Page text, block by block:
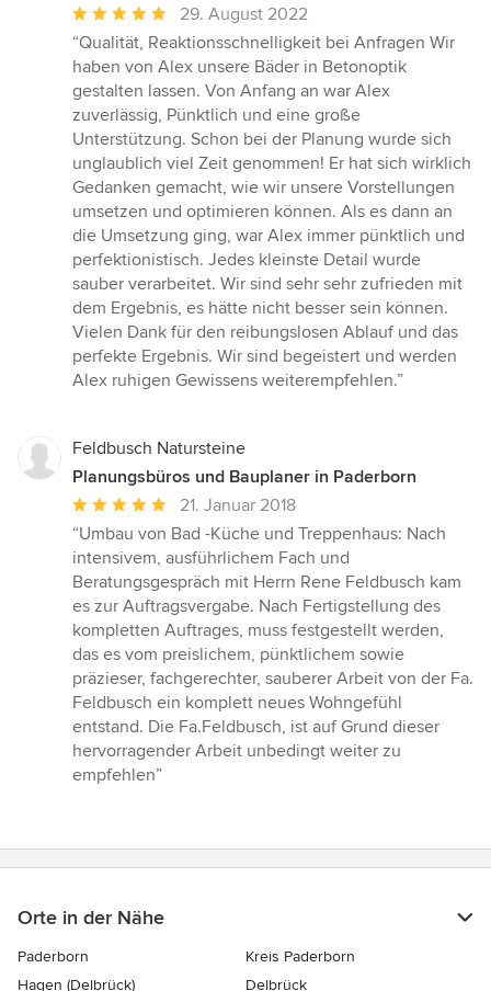
Durchschnittliche
Bewertung:
5
von
5
Sternen
29. August 2022
“Qualität, Reaktionsschnelligkeit bei Anfragen Wir
haben von Alex unsere Bäder in Betonoptik
gestalten lassen. Von Anfang an war Alex
zuverlässig, Pünktlich und eine große
Unterstützung. Schon bei der Planung wurde sich
unglaublich viel Zeit genommen! Er hat sich wirklich
Gedanken gemacht, wie wir unsere Vorstellungen
umsetzen und optimieren können. Als es dann an
die Umsetzung ging, war Alex immer pünktlich und
perfektionistisch. Jedes kleinste Detail wurde
sauber verarbeitet. Wir sind sehr sehr zufrieden mit
dem Ergebnis, es hätte nicht besser sein können.
Vielen Dank für den reibungslosen Ablauf und das
perfekte Ergebnis. Wir sind begeistert und werden
Alex ruhigen Gewissens weiterempfehlen.”
Feldbusch Natursteine
Planungsbüros und Bauplaner in Paderborn
Durchschnittliche
Bewertung:
5
von
5
Sternen
21. Januar 2018
“Umbau von Bad -Küche und Treppenhaus: Nach
intensivem, ausführlichem Fach und
Beratungsgespräch mit Herrn Rene Feldbusch kam
es zur Auftragsvergabe. Nach Fertigstellung des
kompletten Auftrages, muss festgestellt werden,
das es vom preislichem, pünktlichem sowie
präzieser, fachgerechter, sauberer Arbeit von der Fa.
Feldbusch ein komplett neues Wohngefühl
entstand. Die Fa.Feldbusch, ist auf Grund dieser
hervorragender Arbeit unbedingt weiter zu
empfehlen”
Orte in der Nähe
Paderborn
Kreis Paderborn
Hagen (Delbrück)
Delbrück